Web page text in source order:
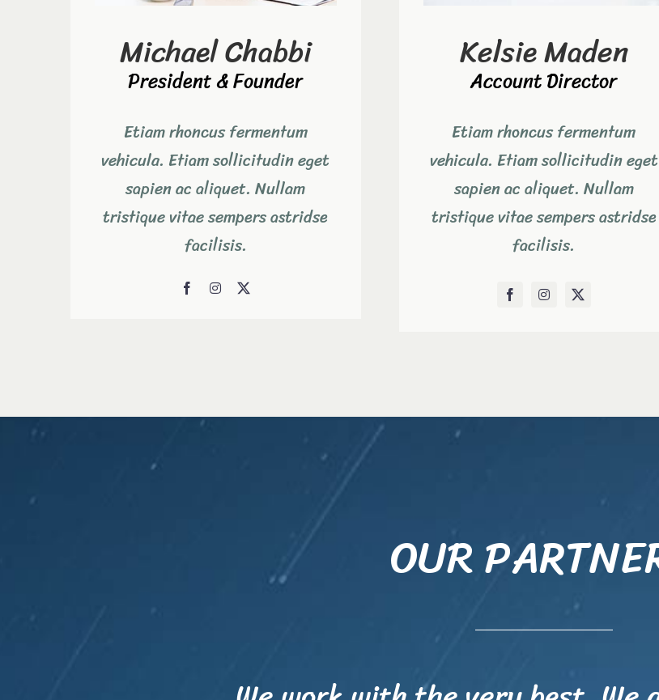
Michael Chabbi
President & Founder
Etiam rhoncus fermentum
vehicula. Etiam sollicitudin eget
sapien ac aliquet. Nullam
tristique vitae sempers astridse
facilisis.
Kelsie Maden
Account Director
Etiam rhoncus fermentum
vehicula. Etiam sollicitudin eget
sapien ac aliquet. Nullam
tristique vitae sempers astridse
facilisis.
OUR